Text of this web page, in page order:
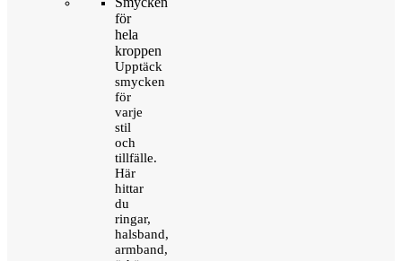
för
hela
kroppen
Upptäck
smycken
för
varje
stil
och
tillfälle.
Här
hittar
du
ringar,
halsband,
armband,